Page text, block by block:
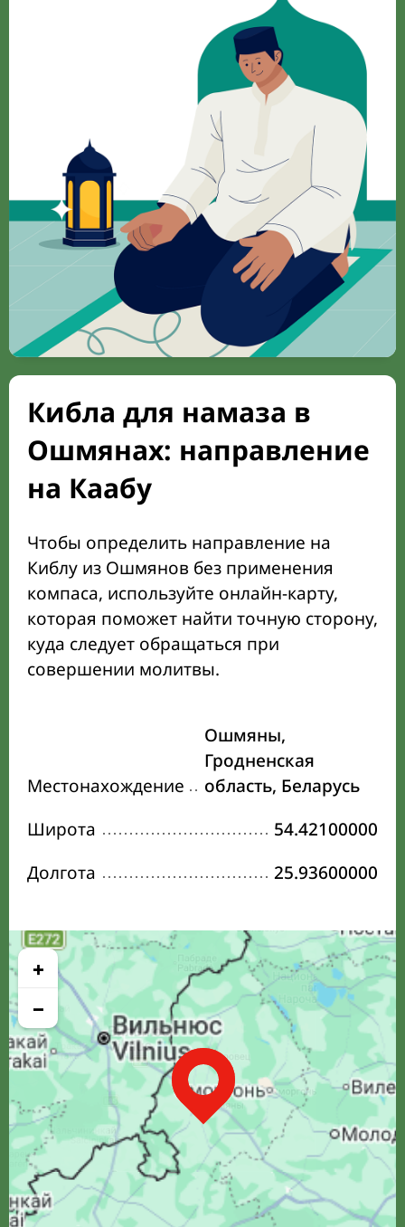
Кибла для намаза в
Ошмянах: направление
на Каабу
Чтобы определить направление на
Киблу из Ошмянов без применения
компаса, используйте онлайн-карту,
которая поможет найти точную сторону,
куда следует обращаться при
совершении молитвы.
Местонахождение
Ошмяны,
Гродненская
область, Беларусь
Широта
54.42100000
Долгота
25.93600000
+
−